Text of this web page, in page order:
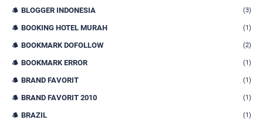
BLOGGER INDONESIA (3)
BOOKING HOTEL MURAH (1)
BOOKMARK DOFOLLOW (2)
BOOKMARK ERROR (1)
BRAND FAVORIT (1)
BRAND FAVORIT 2010 (1)
BRAZIL (1)